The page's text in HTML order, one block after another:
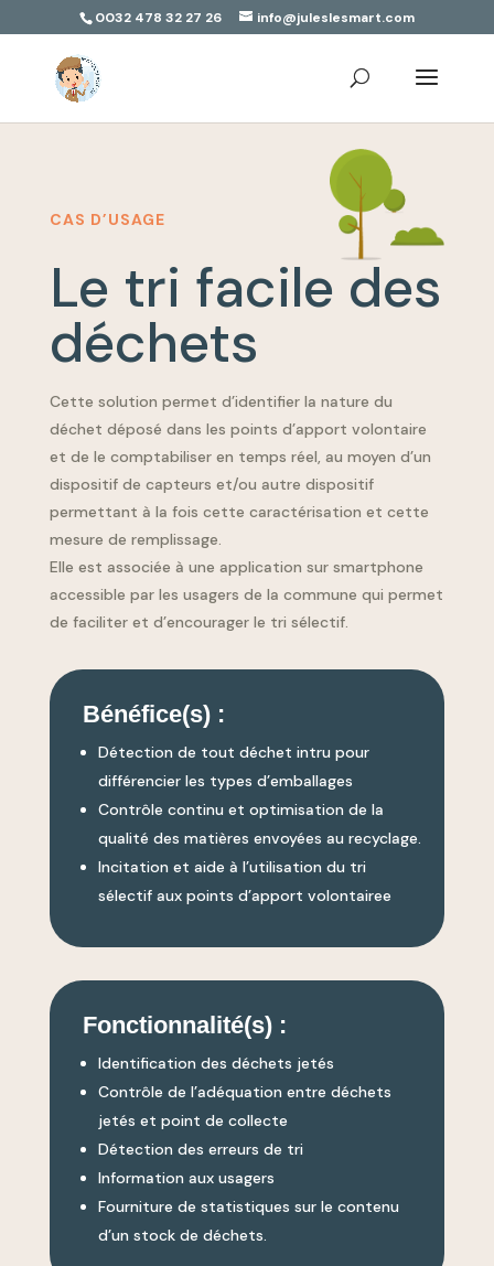
0032 478 32 27 26 info@juleslesmart.com
CAS D’USAGE
Le tri facile des
déchets
Cette solution permet d’identifier la nature du
déchet déposé dans les points d’apport volontaire
et de le comptabiliser en temps réel, au moyen d’un
dispositif de capteurs et/ou autre dispositif
permettant à la fois cette caractérisation et cette
mesure de remplissage.
Elle est associée à une application sur smartphone
accessible par les usagers de la commune qui permet
de faciliter et d’encourager le tri sélectif.
Bénéfice(s) :
Détection de tout déchet intru pour
différencier les types d’emballages
Contrôle continu et optimisation de la
qualité des matières envoyées au recyclage.
Incitation et aide à l’utilisation du tri
sélectif aux points d’apport volontairee
Fonctionnalité(s) :
Identification des déchets jetés
Contrôle de l’adéquation entre déchets
jetés et point de collecte
Détection des erreurs de tri
Information aux usagers
Fourniture de statistiques sur le contenu
d’un stock de déchets.